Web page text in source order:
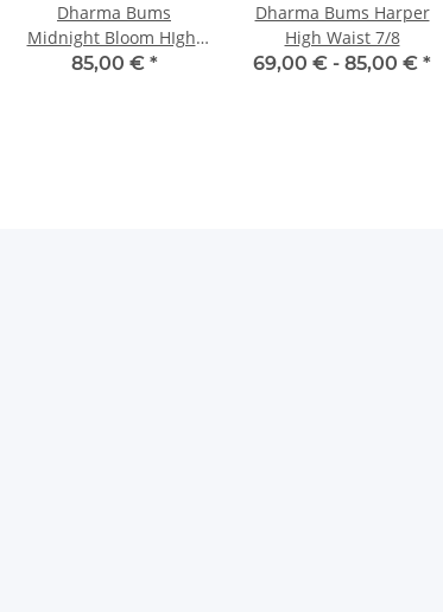
Dharma Bums
Midnight Bloom HIght
Waist
85,00 € *
Dharma Bums Harper
High Waist 7/8
69,00 € - 85,00 € *